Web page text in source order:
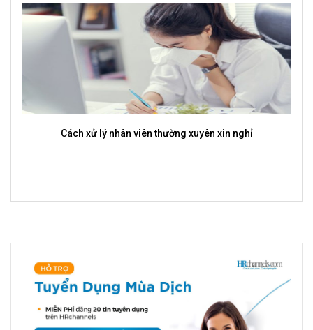
Cách xử lý nhân viên thường xuyên xin nghỉ